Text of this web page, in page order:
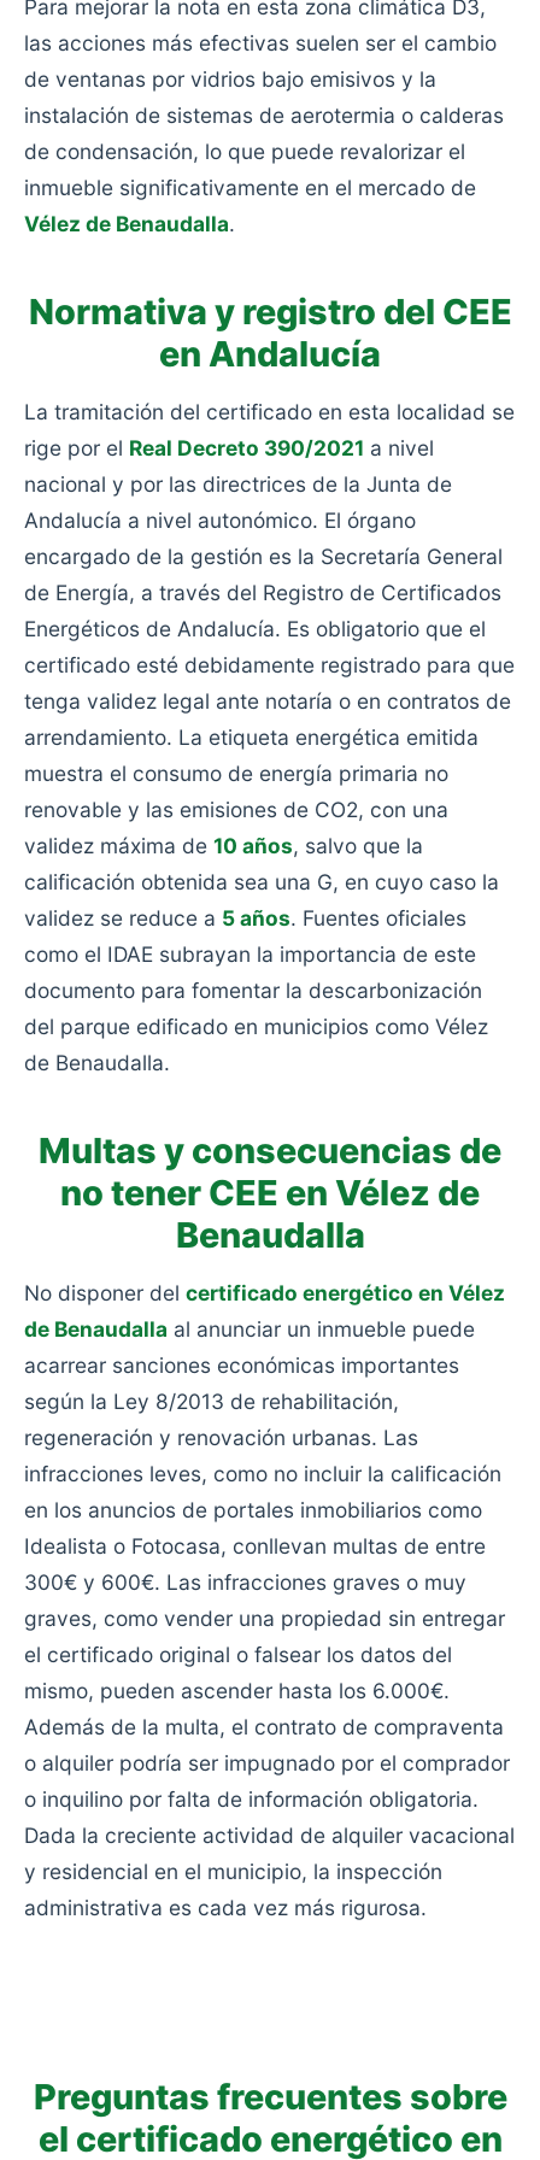
Para mejorar la nota en esta zona climática D3,
las acciones más efectivas suelen ser el cambio
de ventanas por vidrios bajo emisivos y la
instalación de sistemas de aerotermia o calderas
de condensación, lo que puede revalorizar el
inmueble significativamente en el mercado de
Vélez de Benaudalla.
Normativa y registro del CEE
en Andalucía
La tramitación del certificado en esta localidad se
rige por el Real Decreto 390/2021 a nivel
nacional y por las directrices de la Junta de
Andalucía a nivel autonómico. El órgano
encargado de la gestión es la Secretaría General
de Energía, a través del Registro de Certificados
Energéticos de Andalucía. Es obligatorio que el
certificado esté debidamente registrado para que
tenga validez legal ante notaría o en contratos de
arrendamiento. La etiqueta energética emitida
muestra el consumo de energía primaria no
renovable y las emisiones de CO2, con una
validez máxima de 10 años, salvo que la
calificación obtenida sea una G, en cuyo caso la
validez se reduce a 5 años. Fuentes oficiales
como el IDAE subrayan la importancia de este
documento para fomentar la descarbonización
del parque edificado en municipios como Vélez
de Benaudalla.
Multas y consecuencias de
no tener CEE en Vélez de
Benaudalla
No disponer del certificado energético en Vélez
de Benaudalla al anunciar un inmueble puede
acarrear sanciones económicas importantes
según la Ley 8/2013 de rehabilitación,
regeneración y renovación urbanas. Las
infracciones leves, como no incluir la calificación
en los anuncios de portales inmobiliarios como
Idealista o Fotocasa, conllevan multas de entre
300€ y 600€. Las infracciones graves o muy
graves, como vender una propiedad sin entregar
el certificado original o falsear los datos del
mismo, pueden ascender hasta los 6.000€.
Además de la multa, el contrato de compraventa
o alquiler podría ser impugnado por el comprador
o inquilino por falta de información obligatoria.
Dada la creciente actividad de alquiler vacacional
y residencial en el municipio, la inspección
administrativa es cada vez más rigurosa.
Preguntas frecuentes sobre
el certificado energético en